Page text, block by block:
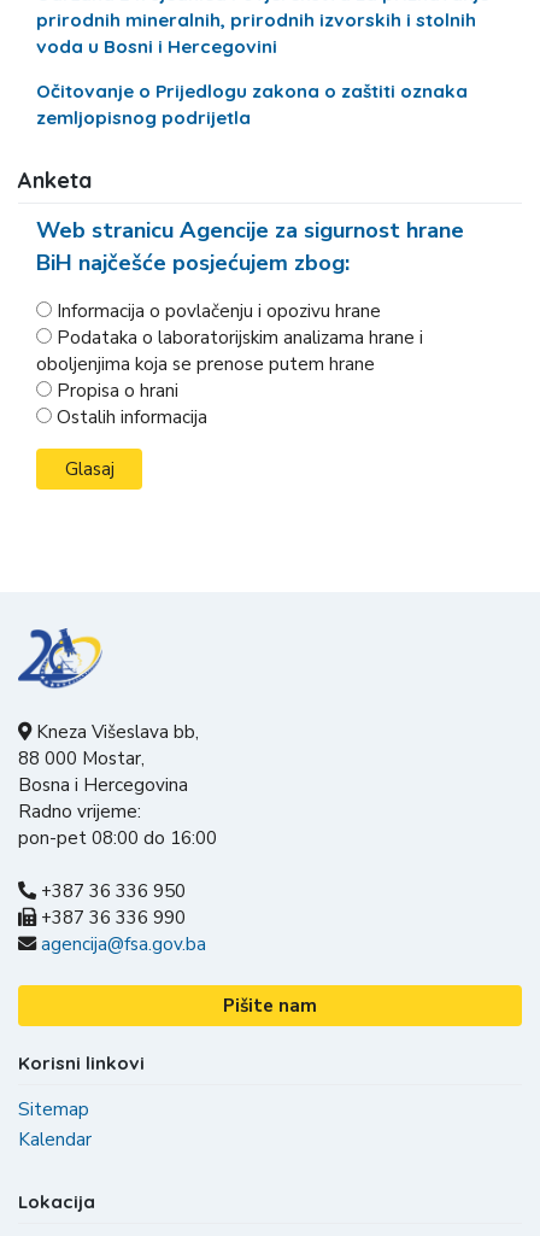
prirodnih mineralnih, prirodnih izvorskih i stolnih
voda u Bosni i Hercegovini
Očitovanje o Prijedlogu zakona o zaštiti oznaka
zemljopisnog podrijetla
Anketa
Web stranicu Agencije za sigurnost hrane
BiH najčešće posjećujem zbog:
Informacija o povlačenju i opozivu hrane
Podataka o laboratorijskim analizama hrane i
oboljenjima koja se prenose putem hrane
Propisa o hrani
Ostalih informacija
Kneza Višeslava bb,
88 000 Mostar,
Bosna i Hercegovina
Radno vrijeme:
pon-pet 08:00 do 16:00
+387 36 336 950
+387 36 336 990
agencija@fsa.gov.ba
Pišite nam
Korisni linkovi
Sitemap
Kalendar
Lokacija